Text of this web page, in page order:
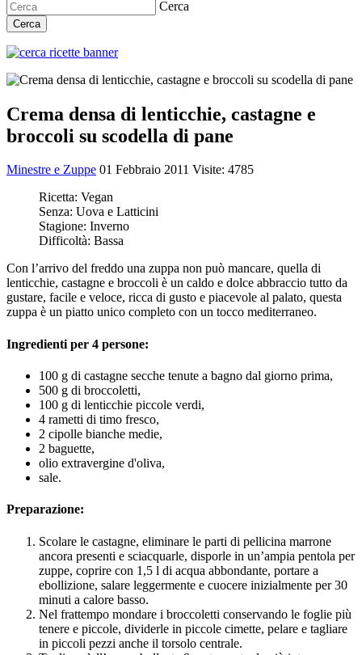
Cerca
Cerca
Crema densa di lenticchie, castagne e
broccoli su scodella di pane
Minestre e Zuppe 01 Febbraio 2011 Visite: 4785
Ricetta: Vegan
Senza: Uova e Latticini
Stagione: Inverno
Difficoltà: Bassa
Con l’arrivo del freddo una zuppa non può mancare, quella di
lenticchie, castagne e broccoli è un caldo e dolce abbraccio tutto da
gustare, facile e veloce, ricca di gusto e piacevole al palato, questa
zuppa è un piatto unico completo con un tocco mediterraneo.
Ingredienti per 4 persone:
100 g di castagne secche tenute a bagno dal giorno prima,
500 g di broccoletti,
100 g di lenticchie piccole verdi,
4 rametti di timo fresco,
2 cipolle bianche medie,
2 baguette,
olio extravergine d'oliva,
sale.
Preparazione:
Scolare le castagne, eliminare le parti di pellicina marrone
ancora presenti e sciacquarle, disporle in un’ampia pentola per
zuppe, coprire con 1,5 l di acqua abbondante, portare a
ebollizione, salare leggermente e cuocere inizialmente per 30
minuti a calore basso.
Nel frattempo mondare i broccoletti conservando le foglie più
tenere e piccole, dividerle in piccole cimette, pelare e tagliare
in piccoli pezzi anche il torsolo centrale.